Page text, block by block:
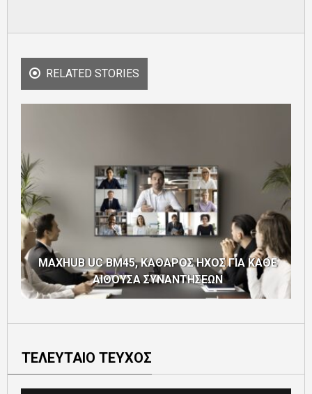
RELATED STORIES
MAXHUB UC BM45, ΚΑΘΑΡΟΣ ΗΧΟΣ ΓΙΑ ΚΑΘΕ
ΑΙΘΟΥΣΑ ΣΥΝΑΝΤΗΣΕΩΝ
ΤΕΛΕΥΤΑΙΟ ΤΕΥΧΟΣ